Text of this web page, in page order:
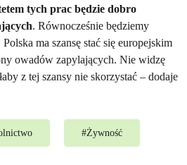
tych prac będzie dobro
. Równocześnie będziemy
ma szansę stać się europejskim
owadów zapylających. Nie widzę
z tej szansy nie skorzystać – dodaje
#Żywność